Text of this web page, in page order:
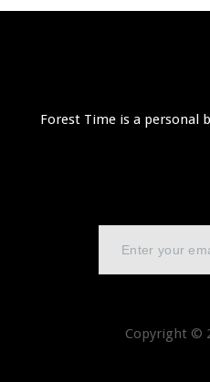
Forest Time is a personal
Copyright ©